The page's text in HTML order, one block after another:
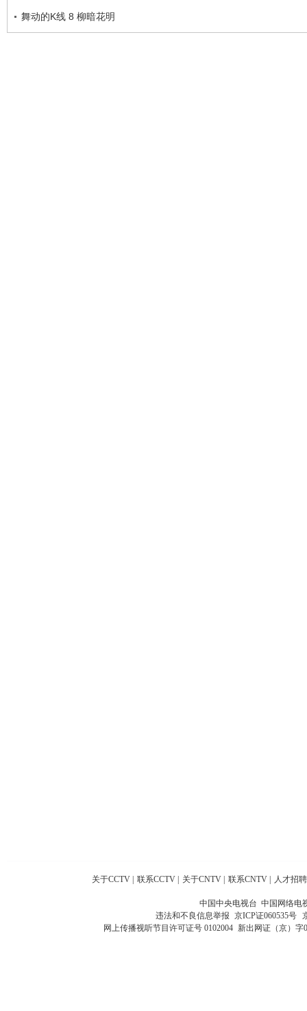
舞动的K线 8 柳暗花明
关于CCTV 联系CCTV 关于CNTV 联系CNTV 人才招聘
中国中央电视台 中国网络电
违法和不良信息举报 京ICP证060535号
网上传播视听节目许可证号 0102004 新出网证（京）